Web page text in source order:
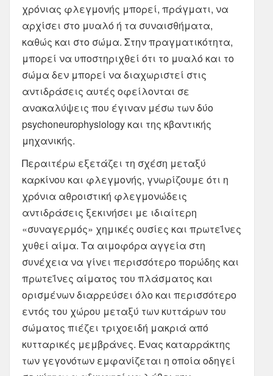
χρόνιας φλεγμονής μπορεί, πράγματι, να
αρχίσει στο μυαλό ή τα συναισθήματα,
καθώς και στο σώμα. Στην πραγματικότητα,
μπορεί να υποστηριχθεί ότι το μυαλό και το
σώμα δεν μπορεί να διαχωριστεί στις
αντιδράσεις αυτές οφείλονται σε
ανακαλύψεις που έγιναν μέσω των δύο
psychoneurophysiology και της κβαντικής
μηχανικής.
Περαιτέρω εξετάζει τη σχέση μεταξύ
καρκίνου και φλεγμονής, γνωρίζουμε ότι η
χρόνια αθροιστική φλεγμονώδεις
αντιδράσεις ξεκινήσει με ιδιαίτερη
«συναγερμός» χημικές ουσίες και πρωτεΐνες
χυθεί αίμα. Τα αιμοφόρα αγγεία στη
συνέχεια να γίνει περισσότερο πορώδης και
πρωτεΐνες αίματος του πλάσματος και
ορισμένων διαρρεύσει όλο και περισσότερο
εντός του χώρου μεταξύ των κυττάρων του
σώματος πιέζει τριχοειδή μακριά από
κυτταρικές μεμβράνες. Ένας καταρράκτης
των γεγονότων εμφανίζεται η οποία οδηγεί